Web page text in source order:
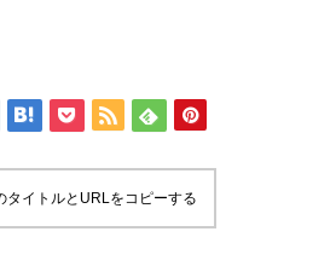
タイトルとURLをコピーする